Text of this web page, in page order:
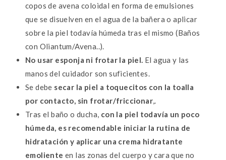
copos de avena coloidal en forma de emulsiones
que se disuelven en el agua de la bañera o aplicar
sobre la piel todavía húmeda tras el mismo (Baños
con Oliantum/Avena..).
No usar esponja ni frotar la piel. El agua y las
manos del cuidador son suficientes.
Se debe secar la piel a toquecitos con la toalla
por contacto, sin frotar/friccionar,.
Tras el baño o ducha, con la piel todavía un poco
húmeda, es recomendable iniciar la rutina de
hidratación y aplicar una crema hidratante
emoliente en las zonas del cuerpo y cara que no